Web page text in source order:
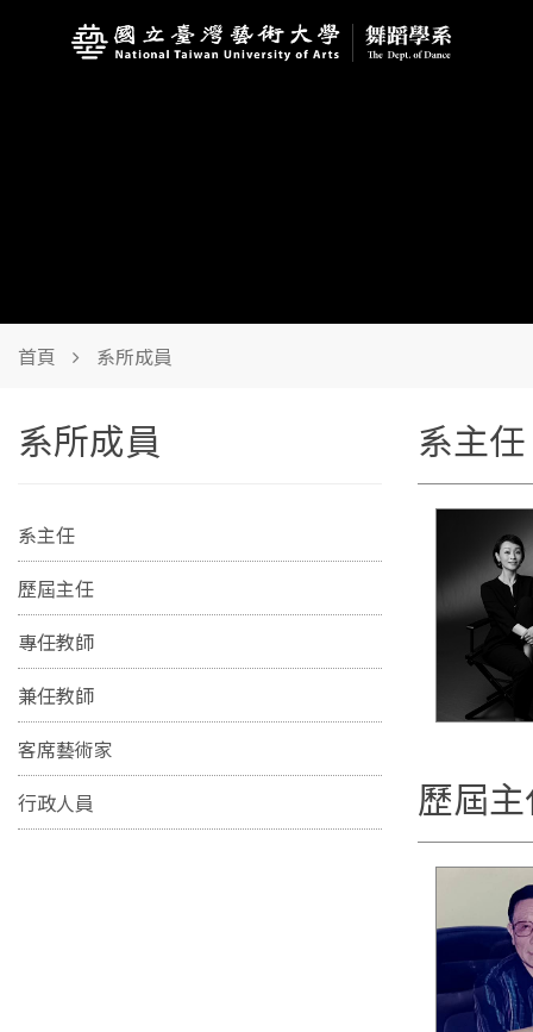
首頁 系所成員
系所成員
系主任
歷屆主任
專任教師
兼任教師
客席藝術家
行政人員
系主任
歷屆